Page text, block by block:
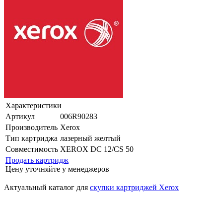
Характеристики
Артикул
006R90283
Производитель Xerox
Тип картриджа лазерный желтый
Совместимость XEROX DC 12/CS 50
Продать картридж
Цену уточняйте у менеджеров
Актуальный каталог для скупки картриджей Xerox